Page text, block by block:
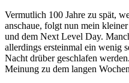
Vermutlich 100 Jahre zu spät,
anschaue, folgt nun mein
und dem Next Level Day.
allerdings ersteinmal ein wenig
Nacht drüber geschlafen
Meinung zu dem langen